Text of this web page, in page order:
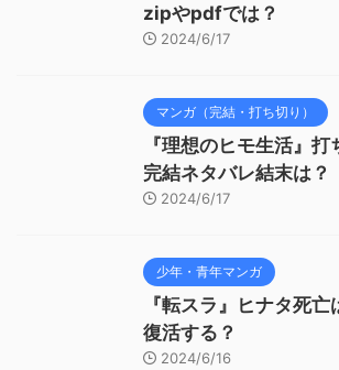
zipやpdfでは？
2024/6/17
マンガ（完結・打ち切り）
『理想のヒモ生活』打
完結ネタバレ結末は？
2024/6/17
少年・青年マンガ
『転スラ』ヒナタ死
復活する？
2024/6/16